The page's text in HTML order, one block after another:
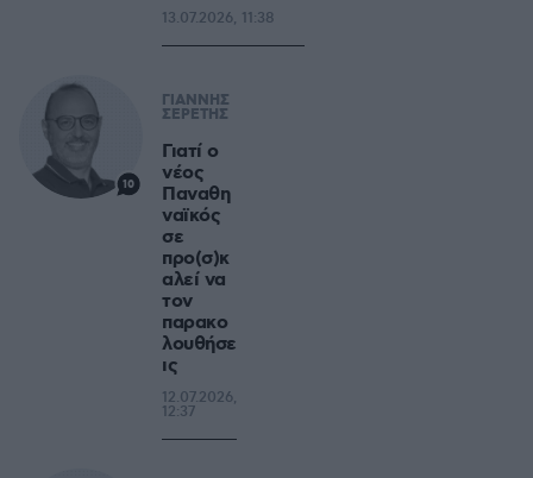
13.07.2026, 11:38
10
ΓΙΑΝΝΗΣ
ΣΕΡΕΤΗΣ
Γιατί ο
νέος
Παναθη
ναϊκός
σε
προ(σ)κ
αλεί να
τον
παρακο
λουθήσε
ις
12.07.2026,
12:37